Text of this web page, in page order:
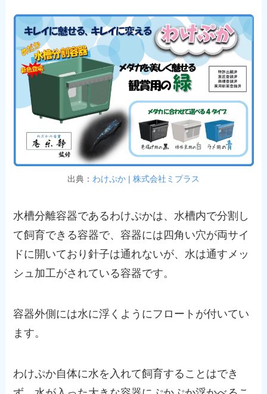
出典： わけぷか | 株式会社ミプラス
水槽分離容器であるわけぷかは、水槽内で分割し
て飼育できる容器で、容器には四角い穴が両サイ
ドに開いており針子は通れないが、水は通すメッ
シュ加工がされている容器です。
容器外側には水に浮くようにフロートが付いてい
ます。
わけぷか自体に水を入れて飼育することはでき